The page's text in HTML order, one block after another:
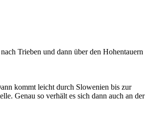
Trieben und dann über den Hohentauern
kommt leicht durch Slowenien bis zur
Genau so verhält es sich dann auch an der